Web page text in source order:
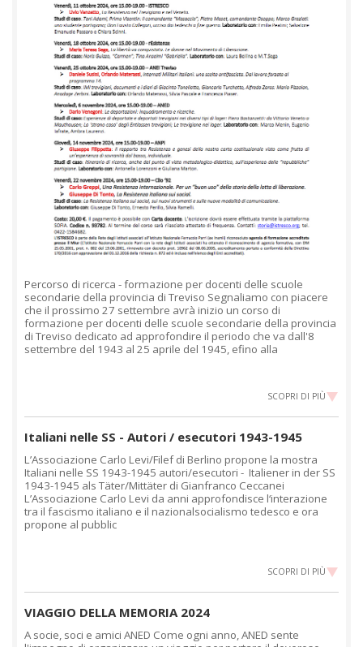
Percorso di ricerca - formazione per docenti delle scuole
secondarie della provincia di Treviso Segnaliamo con piacere
che il prossimo 27 settembre avrà inizio un corso di
formazione per docenti delle scuole secondarie della provincia
di Treviso dedicato ad approfondire il periodo che va dall'8
settembre del 1943 al 25 aprile del 1945, efino alla
SCOPRI DI PIÙ
Italiani nelle SS - Autori / esecutori 1943-1945
L’Associazione Carlo Levi/Filef di Berlino propone la mostra
Italiani nelle SS 1943-1945 autori/esecutori - Italiener in der SS
1943-1945 als Täter/Mittäter di Gianfranco Ceccanei
L’Associazione Carlo Levi da anni approfondisce l‘interazione
tra il fascismo italiano e il nazionalsocialismo tedesco e ora
propone al pubblic
SCOPRI DI PIÙ
VIAGGIO DELLA MEMORIA 2024
A socie, soci e amici ANED Come ogni anno, ANED sente